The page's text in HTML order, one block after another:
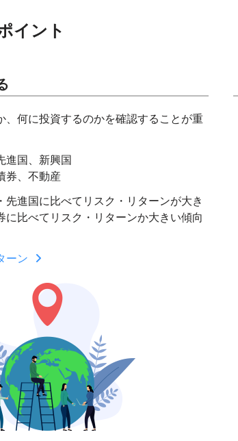
イント
、何に投資するのかを確認することが重
進国、新興国
券、不動産
進国に比べてリスク・リターンが大き
に比べてリスク・リターンか大きい傾向
ーン